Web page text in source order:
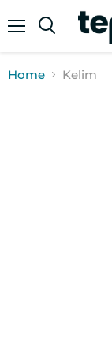
Home Kelim